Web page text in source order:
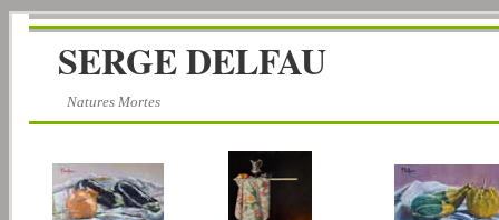
SERGE DELFAU
Natures Mortes